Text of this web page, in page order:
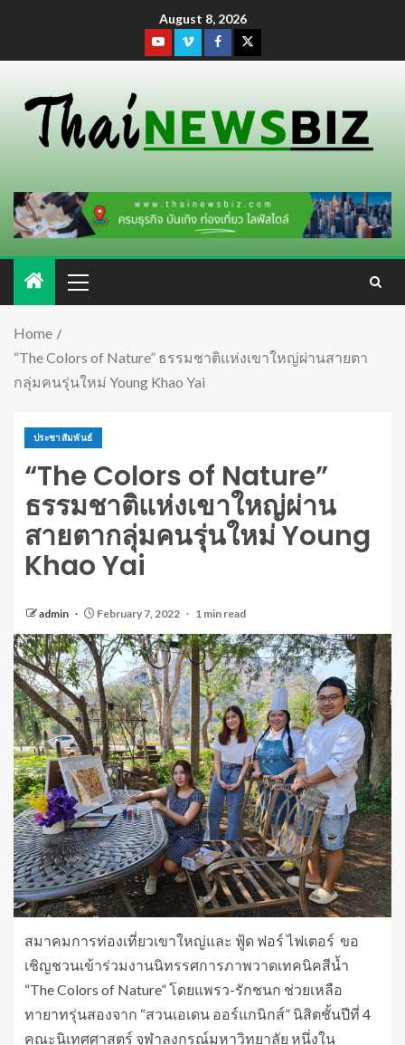
August 8, 2026
Home
“The Colors of Nature” ธรรมชาติแห่งเขาใหญ่ผ่านสายตา
กลุ่มคนรุ่นใหม่ Young Khao Yai
ประชาสัมพันธ์
“The Colors of Nature”
ธรรมชาติแห่งเขาใหญ่ผ่าน
สายตากลุ่มคนรุ่นใหม่ Young
Khao Yai
admin February 7, 2022 1 min read
สมาคมการท่องเที่ยวเขาใหญ่และ ฟู้ด ฟอร์ ไฟเตอร์ ขอ
เชิญชวนเข้าร่วมงานนิทรรศการภาพวาดเทคนิคสีน้ำ
“The Colors of Nature” โดยแพรว-รักชนก ช่วยเหลือ
ทายาทรุ่นสองจาก “สวนเอเดน ออร์แกนิกส์” นิสิตชั้นปีที่ 4
คณะนิเทศศาสตร์ จุฬาลงกรณ์มหาวิทยาลัย หนึ่งใน